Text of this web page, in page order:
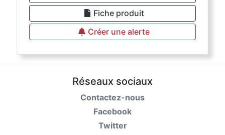
Fiche produit
Créer une alerte
Réseaux sociaux
Contactez-nous
Facebook
Twitter